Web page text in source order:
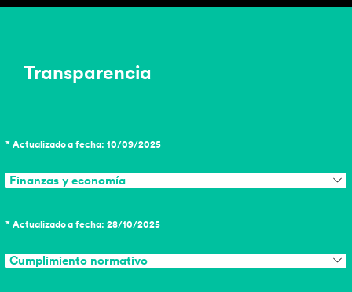
Transparencia
* Actualizado a fecha: 10/09/2025
Finanzas y economía
* Actualizado a fecha: 28/10/2025
Cumplimiento normativo